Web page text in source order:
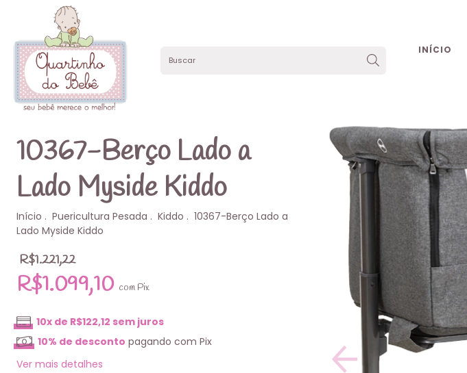
INÍCIO
10367-Berço Lado a
Lado Myside Kiddo
Início . Puericultura Pesada . Kiddo . 10367-Berço Lado a
Lado Myside Kiddo
R$1.221,22
R$1.099,10 com Pix
10x de R$122,12 sem juros
10% de desconto pagando com Pix
Ver mais detalhes